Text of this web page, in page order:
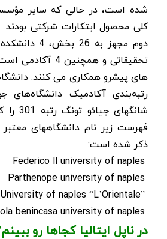
شده است، در حالی که سایر
کلی محصول ابتکارات شرکتی بودند.
تحقیقاتی و
های پیشرو همکاری می کنند.
رتبه‌بندی آکادمیک دانشگاه‌های
فهرست زیر نام دانشگاه­های معتبر
ذکر شده است:
Federico ll university of naples
Parthenope university of naples
University of naples “L’Orientale”
benincasa university of naples
در ناپل ایتالیا کجاها رو